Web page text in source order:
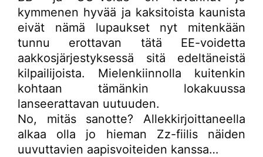
kymmenen hyvää ja kaksitoista kaunista
eivät nämä lupaukset nyt mitenkään
tunnu erottavan tätä EE-voidetta
aakkosjärjestyksessä sitä edeltäneistä
kilpailijoista. Mielenkiinnolla kuitenkin
kohtaan tämänkin lokakuussa
lanseerattavan uutuuden.
No, mitäs sanotte? Allekkirjoittaneella
alkaa olla jo hieman Zz-fiilis näiden
uuvuttavien aapisvoiteiden kanssa…